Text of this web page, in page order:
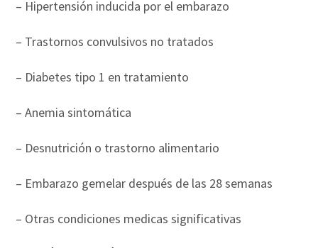
– Hipertensión inducida por el embarazo
– Trastornos convulsivos no tratados
– Diabetes tipo 1 en tratamiento
– Anemia sintomática
– Desnutrición o trastorno alimentario
– Embarazo gemelar después de las 28 semanas
– Otras condiciones medicas significativas